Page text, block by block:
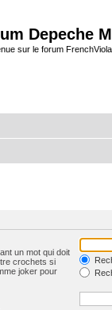
Depeche
sur le forum
un mot qui doit
crochets si
joker pour